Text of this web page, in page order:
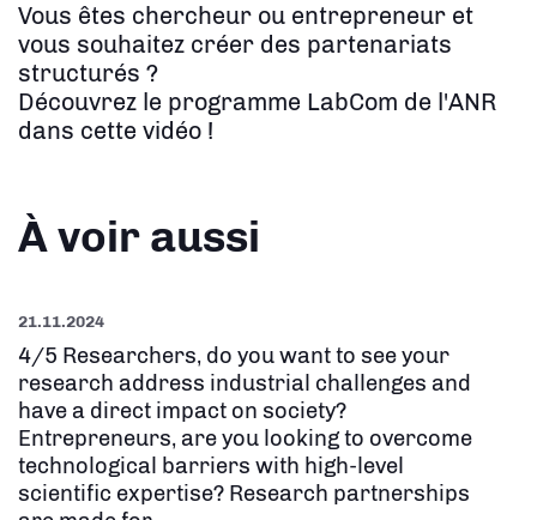
Vous êtes chercheur ou entrepreneur et
vous souhaitez créer des partenariats
structurés ?
Découvrez le programme LabCom de l'ANR
dans cette vidéo !
À voir aussi
21.11.2024
4/5 Researchers, do you want to see your
research address industrial challenges and
have a direct impact on society?
Entrepreneurs, are you looking to overcome
technological barriers with high-level
scientific expertise? Research partnerships